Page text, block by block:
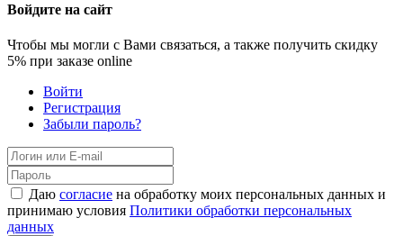
Войдите на сайт
Чтобы мы могли с Вами связаться, а также получить скидку
5% при заказе online
Войти
Регистрация
Забыли пароль?
Даю согласие на обработку моих персональных данных и
принимаю условия Политики обработки персональных
данных